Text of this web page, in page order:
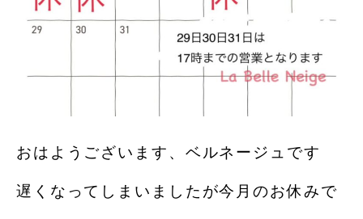
おはようございます、ベルネージュです
遅くなってしまいましたが今月のお休みで